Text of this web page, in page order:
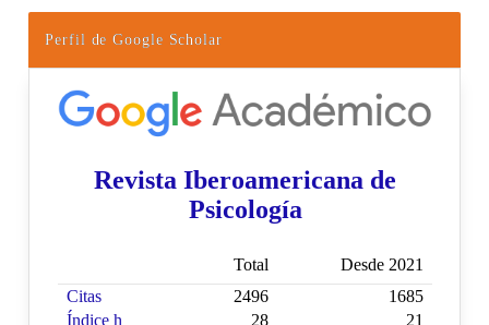
Perfil de Google Scholar